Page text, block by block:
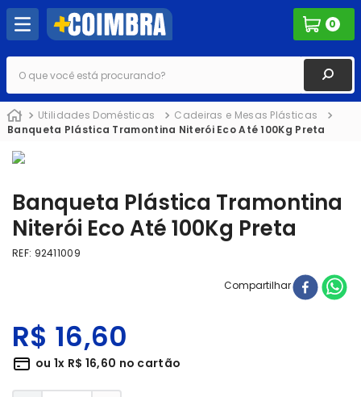
0
O que você está procurando?
Utilidades Domésticas
Cadeiras e Mesas Plásticas
Banqueta Plástica Tramontina Niterói Eco Até 100Kg Preta
Banqueta Plástica Tramontina
Niterói Eco Até 100Kg Preta
REF: 92411009
Compartilhar
R$ 16,60
ou 1x R$ 16,60 no cartão